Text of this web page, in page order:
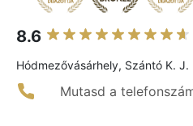
8.6
Hódmezővásárhely, Szántó K. J.
Mutasd a